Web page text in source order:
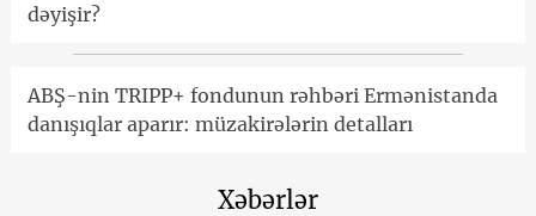
dəyişir?
ABŞ-nin TRIPP+ fondunun rəhbəri Ermənistanda
danışıqlar aparır: müzakirələrin detalları
Xəbərlər